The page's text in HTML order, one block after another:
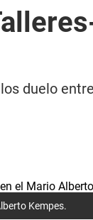
duelo
Kempes.